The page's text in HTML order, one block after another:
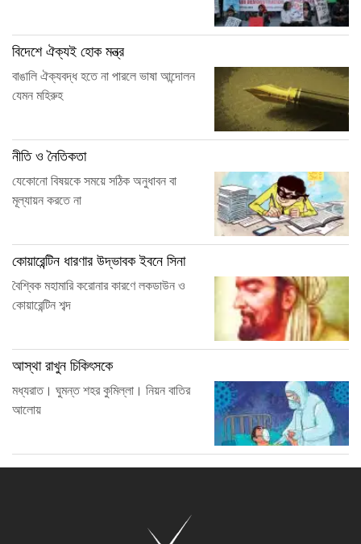
বিদেশে ঐক্যই হোক মন্ত্র
বাঙালি ঐক্যবদ্ধ হতে না পারলে ভাষা আন্দোলন
যেমন মহিরুহ
নীতি ও নৈতিকতা
যেকোনো বিষয়কে সময়ে সঠিক অনুধাবন বা
মূল্যায়ন করতে না
কোয়ারেন্টিন ধারণার উদ্ভাবক ইবনে সিনা
বৈশ্বিক মহামারি করোনার কারণে লকডাউন ও
কোয়ারেন্টিন শব্দ
আস্থা রাখুন চিকিৎসকে
মধ্যরাত। ঘুমন্ত শহর কুমিল্লা। নিয়ন বাতির
আলোয়